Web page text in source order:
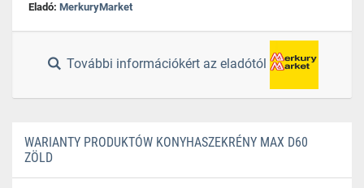
Eladó: MerkuryMarket
További információkért az eladótól
WARIANTY PRODUKTÓW KONYHASZEKRÉNY MAX D60
ZÖLD